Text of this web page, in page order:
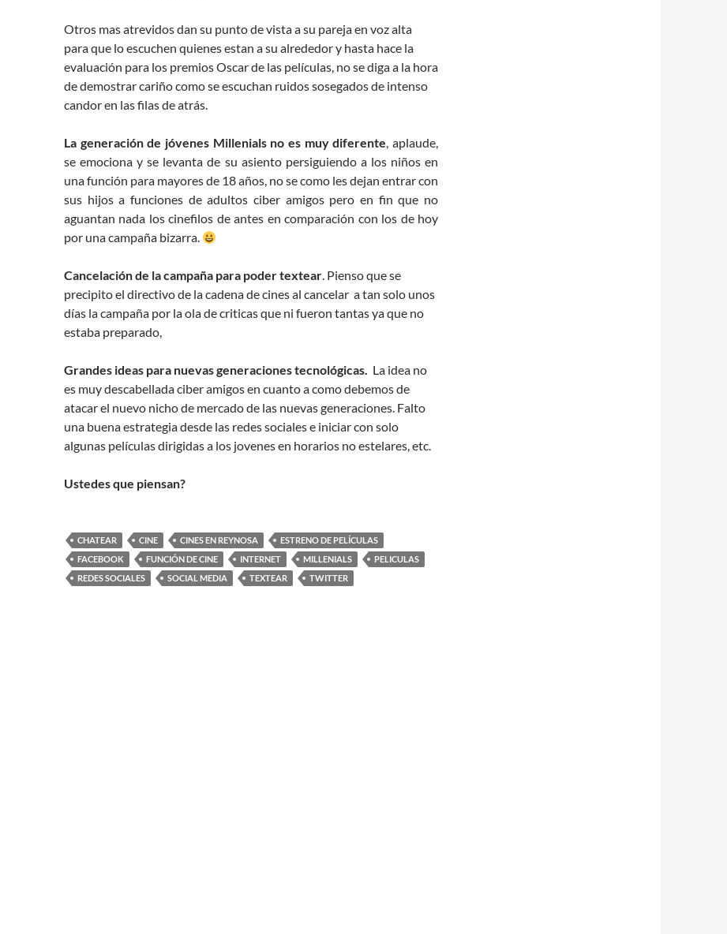
Otros mas atrevidos dan su punto de vista a su pareja en voz alta
para que lo escuchen quienes estan a su alrededor y hasta hace la
evaluación para los premios Oscar de las películas, no se diga a la hora
de demostrar cariño como se escuchan ruidos sosegados de intenso
candor en las filas de atrás.
La generación de jóvenes Millenials no es muy diferente, aplaude,
se emociona y se levanta de su asiento persiguiendo a los niños en
una función para mayores de 18 años, no se como les dejan entrar con
sus hijos a funciones de adultos ciber amigos pero en fin que no
aguantan nada los cinefilos de antes en comparación con los de hoy
por una campaña bizarra.
Cancelación de la campaña para poder textear. Pienso que se
precipito el directivo de la cadena de cines al cancelar a tan solo unos
días la campaña por la ola de criticas que ni fueron tantas ya que no
estaba preparado,
Grandes ideas para nuevas generaciones tecnológicas. La idea no
es muy descabellada ciber amigos en cuanto a como debemos de
atacar el nuevo nicho de mercado de las nuevas generaciones. Falto
una buena estrategia desde las redes sociales e iniciar con solo
algunas películas dirigidas a los jovenes en horarios no estelares, etc.
Ustedes que piensan?
CHATEAR CINE CINES EN REYNOSA
ESTRENO DE PELÍCULAS
FACEBOOK
FUNCIÓN DE CINE INTERNET MILLENIALS
PELICULAS
REDES SOCIALES
SOCIAL MEDIA TEXTEAR TWITTER